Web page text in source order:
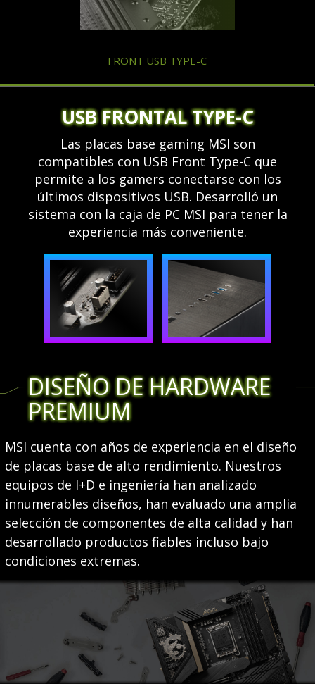
FRONT USB TYPE-C
USB FRONTAL TYPE-C
Las placas base gaming MSI son
compatibles con USB Front Type-C que
permite a los gamers conectarse con los
últimos dispositivos USB. Desarrolló un
sistema con la caja de PC MSI para tener la
experiencia más conveniente.
DISEÑO DE HARDWARE
PREMIUM
MSI cuenta con años de experiencia en el diseño
de placas base de alto rendimiento. Nuestros
equipos de I+D e ingeniería han analizado
innumerables diseños, han evaluado una amplia
selección de componentes de alta calidad y han
desarrollado productos fiables incluso bajo
condiciones extremas.